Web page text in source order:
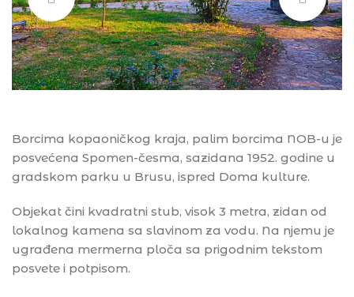
Borcima kopaoničkog kraja, palim borcima NOB-u je
posvećena Spomen-česma, sazidana 1952. godine u
gradskom parku u Brusu, ispred Doma kulture.
Objekat čini kvadratni stub, visok 3 metra, zidan od
lokalnog kamena sa slavinom za vodu. Na njemu je
ugrađena mermerna ploča sa prigodnim tekstom
posvete i potpisom.